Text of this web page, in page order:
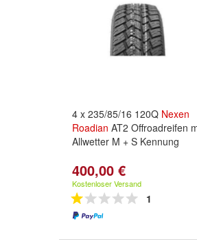
4 x 235/85/16 120Q Nexen
Roadian AT2 Offroadreifen
Allwetter M + S Kennung
400,00 €
Kostenloser Versand
1